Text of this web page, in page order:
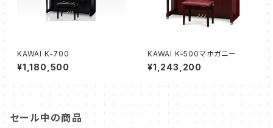
KAWAI K-700
¥1,180,500
KAWAI K-500マホガニー
¥1,243,200
セール中の商品